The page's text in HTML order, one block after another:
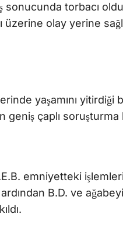
sonucunda torbacı
üzerine olay yerine
yaşamını yitirdiği
geniş çaplı soruşturma
emniyetteki
B.D. ve